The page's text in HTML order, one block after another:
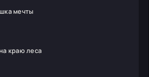
мечты
краю леса